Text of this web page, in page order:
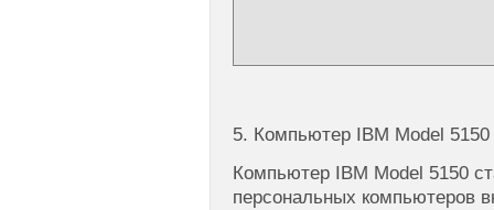
5. Компьютер IBM Model 5150
Компьютер IBM Model 5150
персональных компьютеров